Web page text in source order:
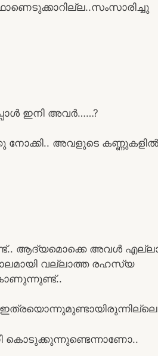
ഇനി അവർ……?
നോക്കി.. അവളുടെ കണ്ണുകളിൽ
ആദ്യമൊക്കെ അവൾ
വല്ലാത്ത രഹസ്യ
കൊടുക്കുന്നുണ്ടെന്നാണോ..